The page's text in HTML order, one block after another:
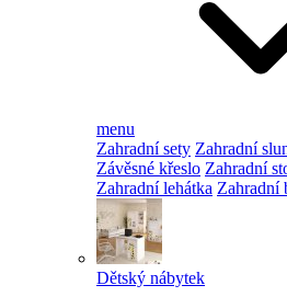
menu
Zahradní sety Zahradní
Závěsné křeslo Zahradní
Zahradní lehátka Zahradní
Dětský nábytek